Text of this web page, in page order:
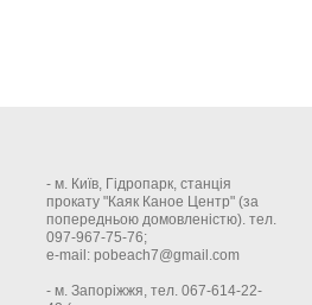
- м. Київ, Гідропарк, станція
прокату "Каяк Каное Центр" (за
попередньою домовленістю). тел.
097-967-75-76;
e-mail: pobeach7@gmail.com
- м. Запоріжжя, тел. 067-614-22-